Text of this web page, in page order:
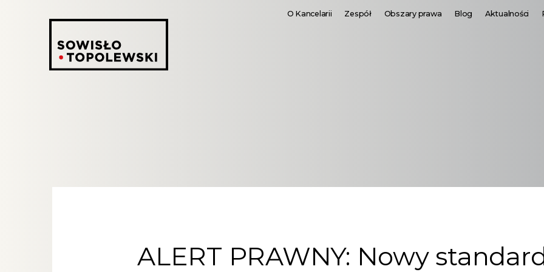
O Kancelarii Zespół Obszary prawa Blog Aktualności
ALERT PRAWNY: Nowy